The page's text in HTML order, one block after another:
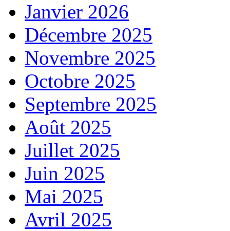
Janvier 2026
Décembre 2025
Novembre 2025
Octobre 2025
Septembre 2025
Août 2025
Juillet 2025
Juin 2025
Mai 2025
Avril 2025